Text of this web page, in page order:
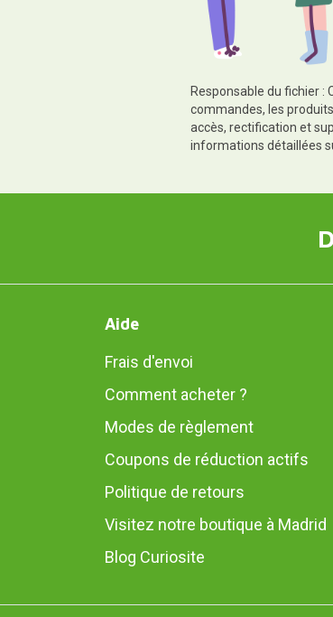
Responsable du fichier :
commandes, les
accès, rectification et
informations détaillées
Aide
Frais d'envoi
Comment acheter ?
Modes de règlement
Coupons de réduction actifs
Politique de retours
Visitez notre boutique à Madrid
Blog Curiosite